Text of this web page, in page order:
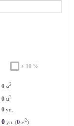
+ 10 %
0 м2
0 м2
0 уп.
0 уп. (0 м2)